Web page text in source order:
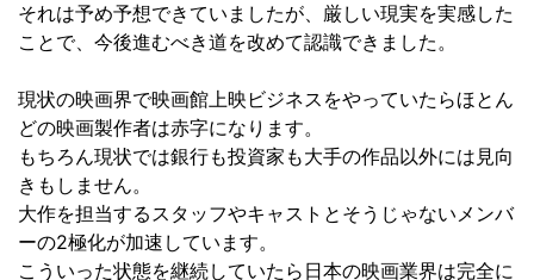
それは予め予想できていましたが、厳しい現実を実感した
ことで、今後進むべき道を改めて認識できました。
現状の映画界で映画館上映ビジネスをやっていたらほとん
どの映画製作者は赤字になります。
もちろん現状では銀行も投資家も大手の作品以外には見向
きもしません。
大作を担当するスタッフやキャストとそうじゃないメンバ
ーの2極化が加速しています。
こういった状態を継続していたら日本の映画業界は完全に